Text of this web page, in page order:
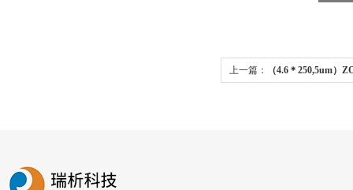
上一篇： （4.6＊250,5um）